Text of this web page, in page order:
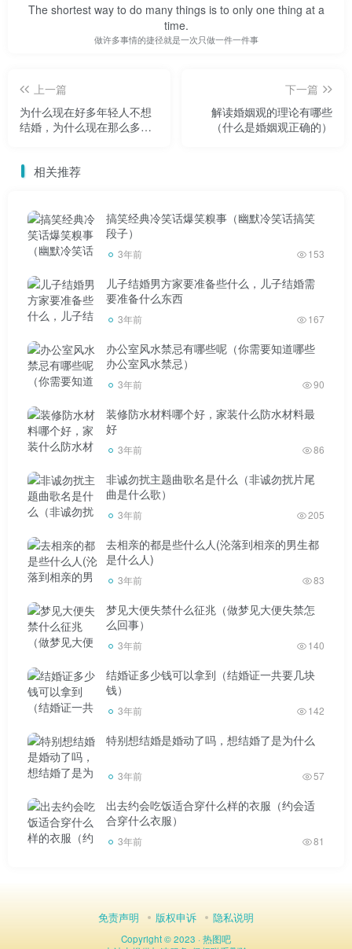
从婚姻中人的行为来看，现在很多人都意识到了这样一
码，以防止离婚的发生。
那么婚姻中最好的筹码是什么呢？换句话说，怎样才能
种本能的看法是，似乎增加结婚成本就能把离婚的可能性拒
之门外。提供更多条件，举办豪华婚礼。彩礼、车、房、票
越多越好。似乎只有这样的婚姻才是最好的保险。不知不觉
中，大家似乎达成了一个共识，那就是既然不能立法禁止离
婚，就应该用目前大家最关心的金钱来绑架婚姻，增加婚姻
的筹码来提升/kloc-1婚姻的性。这是彩礼越来越高，要房要
车现象盛行的根本原因。也是年轻人结婚难的原因之一。
但是婚姻真的保险吗实践是检验真理的唯一标准。从实
际效果来看，这显然是一个误区。钱保障了我们的基本生
活，却无法保障我们的婚姻。
实际上并没有起到婚姻保险的作用，反而增加了婚姻的
金钱筹码，加剧了婚姻中男女的对立关系，使婚姻关系更加
甚至是在婚礼前刚刚分手。
说出破裂的原因是可笑的。有的是结婚时彩礼不够造成
的，有的是婚房是否加了女方名字造成的，有的甚至是结婚
时下车时女方钱不够，男方足球踢得没有中国好造成的。这
了。
最后都很难走远。一些富豪明星的婚礼给了我们很好的证
据。可以说，其盛也盛，其亡也骤。实践告诉我们，越是用
因为这样一种婚姻绑架和金钱的关系，它的性质发生了
么婚姻的破裂往往只是弹指一挥间的事情。更何况我们生活
The shortest way to do many things is to only one thing at a
time.
做许多事情的捷径就是一次只做一件一件事
上一篇
为什么现在好多年轻人不想
结婚，为什么现在那么多年
下一篇
解读婚姻观的理论有哪些
（什么是婚姻观正确的）
相关推荐
搞笑经典冷笑话爆笑糗事（幽默冷笑话搞笑
段子）
3年前 153
儿子结婚男方家要准备些什么，儿子结婚需
要准备什么东西
3年前 167
办公室风水禁忌有哪些呢（你需要知道哪些
办公室风水禁忌）
3年前 90
装修防水材料哪个好，家装什么防水材料最
好
3年前 86
非诚勿扰主题曲歌名是什么（非诚勿扰片尾
曲是什么歌）
3年前 205
去相亲的都是些什么人(沦落到相亲的男生都
是什么人)
3年前 83
梦见大便失禁什么征兆（做梦见大便失禁怎
么回事）
3年前 140
结婚证多少钱可以拿到（结婚证一共要几块
钱）
3年前 142
特别想结婚是婚动了吗，想结婚了是为什么
3年前 57
出去约会吃饭适合穿什么样的衣服（约会适
合穿什么衣服）
3年前 81
免责声明 版权申诉 隐私说明
Copyright © 2023 ·热图吧